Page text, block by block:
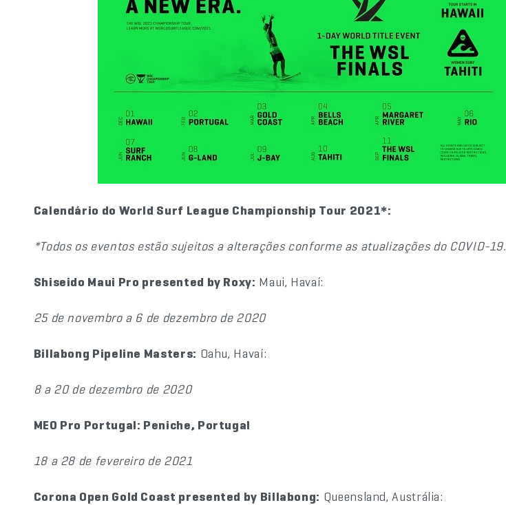
Calendário do World Surf League Championship Tour 2021*:
*Todos os eventos estão sujeitos a alterações conforme as atualizações do COVID-19.
Shiseido Maui Pro presented by Roxy: Maui, Havaí:
25 de novembro a 6 de dezembro de 2020
Billabong Pipeline Masters: Oahu, Havaí:
8 a 20 de dezembro de 2020
MEO Pro Portugal: Peniche, Portugal
18 a 28 de fevereiro de 2021
Corona Open Gold Coast presented by Billabong: Queensland, Austrália: